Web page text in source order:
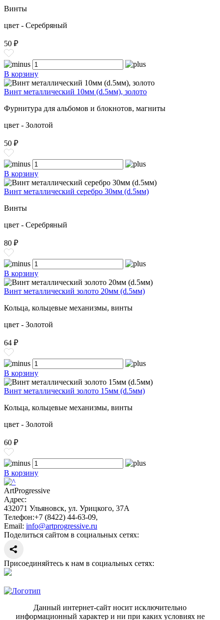
Винты
цвет - Серебряный
50 ₽
В корзину
Винт металлический 10мм (d.5мм), золото
Фурнитура для альбомов и блокнотов, магниты
цвет - Золотой
50 ₽
В корзину
Винт металлический серебро 30мм (d.5мм)
Винты
цвет - Серебряный
80 ₽
В корзину
Винт металлический золото 20мм (d.5мм)
Кольца, кольцевые механизмы, винты
цвет - Золотой
64 ₽
В корзину
Винт металлический золото 15мм (d.5мм)
Кольца, кольцевые механизмы, винты
цвет - Золотой
60 ₽
В корзину
ArtProgressive
Адрес:
432071 Ульяновск, ул. Урицкого, 37А
Телефон:+7 (8422) 44-63-09,
Email: info@artprogressive.ru
Поделиться сайтом в социальных сетях:
Присоединяйтесь к нам в социальных сетях:
Данный интернет-сайт носит исключительно
информационный характер и ни при каких условиях не